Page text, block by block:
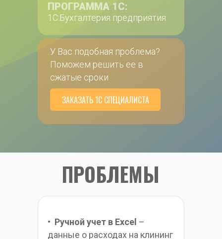
ПРОГРАММА 1С:
1С:Бухгалтерия предприятия
У Вас подобная проблема?
Поможем решить ее в
сжатые сроки
ЗАКАЗАТЬ 1С СПЕЦИАЛИСТА
ПРОБЛЕМЫ
• Ручной учет в Excel –
данные о расходах на клининг